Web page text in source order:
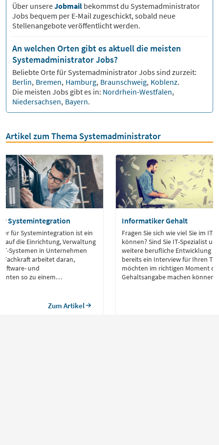
Über unsereJobmail bekommst du Systemadministrator
Jobs bequem per E-Mail zugeschickt, sobald neue
Stellenangebote veröffentlicht werden.
An welchen Orten gibt es aktuell die meisten
Systemadministrator Jobs?
Beliebte Orte für SystemadministratorJobs sind zurzeit:
Berlin, Bremen, Hamburg, Braunschweig, Koblenz.
Die meisten Jobs gibt es in: Nordrhein-Westfalen,
Niedersachsen, Bayern.
Artikel zum Thema Systemadministrator
Systemintegration
für Systemintegration ist ein
auf die Einrichtung, Verwaltung
Systemen in Unternehmen
Fachkraft arbeitet daran,
und
so zu einem
um einen reibungslosen
Zum Artikel
Informatiker Gehalt
Fragen Sie sich wie viel Sie im IT-
können? Sind Sie IT-Spezialist
weitere berufliche Entwicklung
bereits ein Interview für Ihren
möchten im richtigen Moment
Gehaltsangabe machen können?